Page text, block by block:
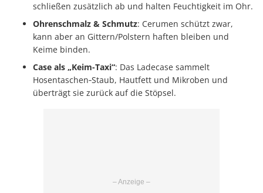
schließen zusätzlich ab und halten Feuchtigkeit im Ohr.
Ohrenschmalz & Schmutz: Cerumen schützt zwar,
kann aber an Gittern/Polstern haften bleiben und
Keime binden.
Case als „Keim-Taxi“: Das Ladecase sammelt
Hosentaschen‑Staub, Hautfett und Mikroben und
überträgt sie zurück auf die Stöpsel.